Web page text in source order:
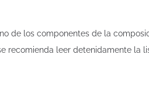
de los componentes de la
leer detenidamente la